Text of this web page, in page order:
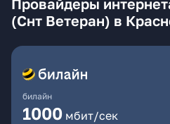
Провайдеры
(Снт Ветеран) в
билайн
1000 мбит/сек